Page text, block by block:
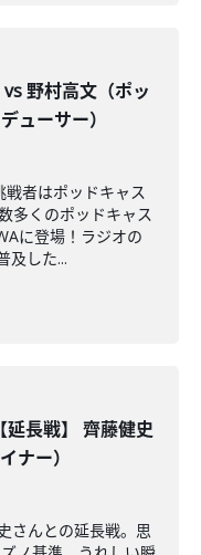
野村高文（ポッ
ューサー）
戦者はポッドキャス
多くのポッドキャス
に登場！ラジオの
及した...
延長戦】 齊藤健史
ナー）
さんとの延長戦。思